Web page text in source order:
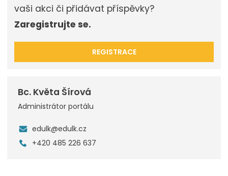
vaši akci či přidávat příspěvky?
Zaregistrujte se.
REGISTRACE
Bc. Květa Šírová
Administrátor portálu
edulk@edulk.cz
+420 485 226 637